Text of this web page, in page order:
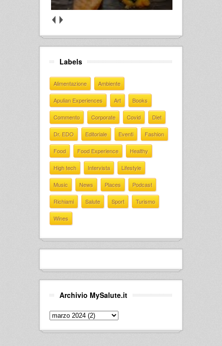
Labels
Alimentazione Ambiente
Apulian Experiences Art Books
Commento Corporate Covid Diet
Dr. EDO Editoriale Eventi Fashion
Food Food Experience Healthy
High tech Intervista Lifestyle
Music News Places Podcast
Richiami Salute Sport Turismo
Wines
Archivio MySalute.it